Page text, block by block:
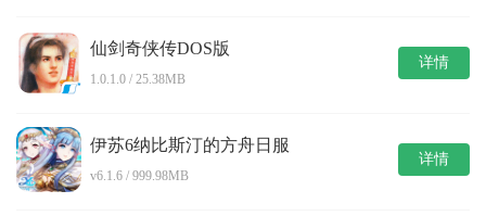
仙剑奇侠传DOS版
1.0.1.0 / 25.38MB
详情
伊苏6纳比斯汀的方舟日服
v6.1.6 / 999.98MB
详情